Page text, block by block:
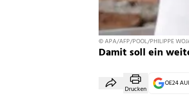
© APA/AFP/POOL/PHILIPPE
Damit soll ein
Drucken
OE24